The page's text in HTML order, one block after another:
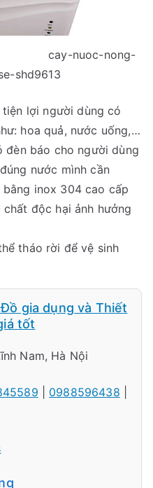
nong-
shd9613
lợi người dùng có
hoa quả, nước uống,…
đèn báo cho người dùng
nước mình cần
inox 304 cao cấp
độc hại ảnh hưởng
tháo rời để vệ sinh
gia dụng và Thiết
tốt
Nam, Hà Nội
0988596438